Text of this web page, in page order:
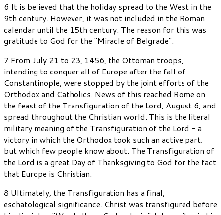
6 It is believed that the holiday spread to the West in the
9th century. However, it was not included in the Roman
calendar until the 15th century. The reason for this was
gratitude to God for the "Miracle of Belgrade".
7 From July 21 to 23, 1456, the Ottoman troops,
intending to conquer all of Europe after the fall of
Constantinople, were stopped by the joint efforts of the
Orthodox and Catholics. News of this reached Rome on
the feast of the Transfiguration of the Lord, August 6, and
spread throughout the Christian world. This is the literal
military meaning of the Transfiguration of the Lord - a
victory in which the Orthodox took such an active part,
but which few people know about. The Transfiguration of
the Lord is a great Day of Thanksgiving to God for the fact
that Europe is Christian.
8 Ultimately, the Transfiguration has a final,
eschatological significance. Christ was transfigured before